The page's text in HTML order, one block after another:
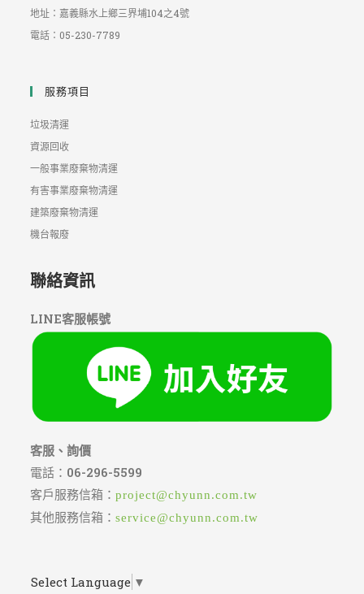
地址：嘉義縣水上鄉三界埔104之4號
電話：05-230-7789
服務項目
垃圾清運
資源回收
一般事業廢棄物清運
有害事業廢棄物清運
建築廢棄物清運
機台報廢
聯絡資訊
LINE客服帳號
客服、詢價
電話： 06-296-5599
客戶服務信箱：project@chyunn.com.tw
其他服務信箱：service@chyunn.com.tw
Select Language ▼